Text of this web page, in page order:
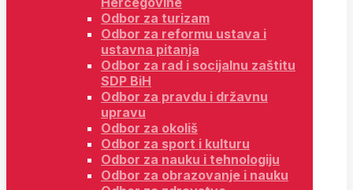
Odbor za turizam
Odbor za reformu ustava i
ustavna pitanja
Odbor za rad i socijalnu zaštitu
SDP BiH
Odbor za pravdu i državnu
upravu
Odbor za okoliš
Odbor za sport i kulturu
Odbor za nauku i tehnologiju
Odbor za obrazovanje i nauku